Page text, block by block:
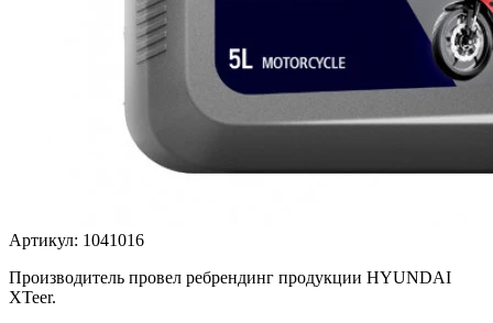
Артикул: 1041016
Производитель провел ребрендинг продукции HYUNDAI
XTeer.